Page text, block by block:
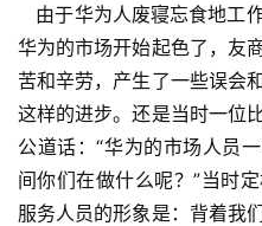
由于华为人废寝忘食地工
华为的市场开始起色了，友
苦和辛劳，产生了一些误会
这样的进步。还是当时一位
公道话：“华为的市场人员
间你们在做什么呢？”当时
服务人员的形象是：背着我